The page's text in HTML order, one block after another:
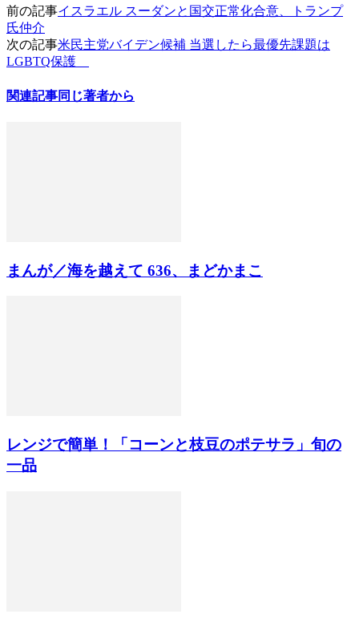
前の記事イスラエル スーダンと国交正常化合意、トランプ
氏仲介
次の記事米民主党バイデン候補 当選したら最優先課題は
LGBTQ保護
関連記事同じ著者から
まんが／海を越えて 636、まどかまこ
レンジで簡単！「コーンと枝豆のポテサラ」旬の
一品